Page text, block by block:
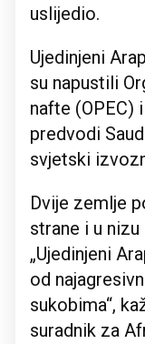
uslijedio.
Ujedinjeni
su napustili
nafte (OPEC)
predvodi
svjetski
Dvije zemlje
strane i u
„Ujedinjeni
od
sukobima“,
suradnik za